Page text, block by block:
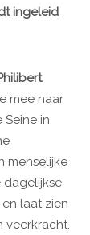
ingeleid
,
mee naar
in
menselijke
dagelijkse
laat zien
veerkracht.